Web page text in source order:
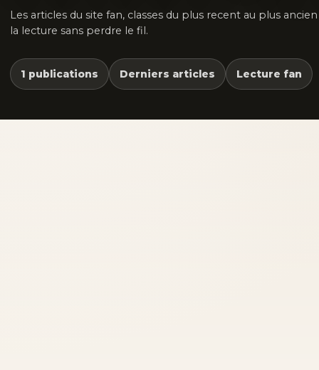
Les articles du site fan, classes du plus recent au plus
la lecture sans perdre le fil.
1 publications Derniers articles Lecture fan